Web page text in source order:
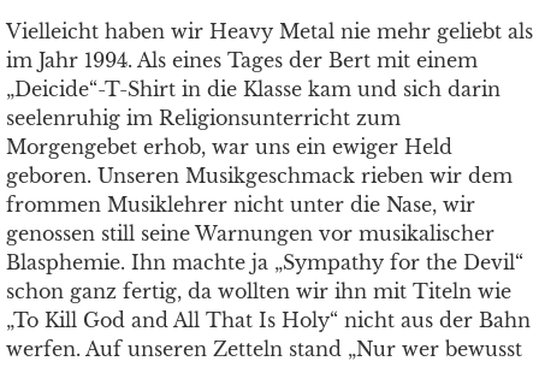
Vielleicht haben wir Heavy Metal nie mehr geliebt als
im Jahr 1994. Als eines Tages der Bert mit einem
„Deicide“-T-Shirt in die Klasse kam und sich darin
seelenruhig im Religionsunterricht zum
Morgengebet erhob, war uns ein ewiger Held
geboren. Unseren Musikgeschmack rieben wir dem
frommen Musiklehrer nicht unter die Nase, wir
genossen still seine Warnungen vor musikalischer
Blasphemie. Ihn machte ja „Sympathy for the Devil“
schon ganz fertig, da wollten wir ihn mit Titeln wie
„To Kill God and All That Is Holy“ nicht aus der Bahn
werfen. Auf unseren Zetteln stand „Nur wer bewusst